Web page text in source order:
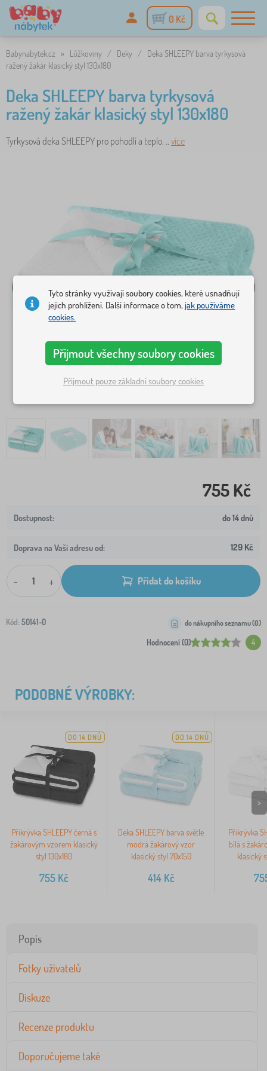
0 Kč
Babynabytek.cz » Lůžkoviny / Deky /
Deka SHLEEPY barva tyrkysová
ražený žakár klasický styl 130x180
Deka SHLEEPY barva tyrkysová
ražený žakár klasický styl 130x180
Tyrkysová deka SHLEEPY pro pohodlí a teplo. .. více
755 Kč
do 14 dnů
Doprava na Vaši adresu od: 129 Kč
- + Přidat do košíku
Kód: 50141-0
Hodnocení (0) 4
do nákupního seznamu (0)
PODOBNÉ VÝROBKY:
DO 14 DNŮ
Přikrývka SHLEEPY černá s
žakárovým vzorem klasický
styl 130x180
755Kč
DO 14 DNŮ
Deka SHLEEPY barva světle
modrá žakárový vzor
klasický styl 70x150
414Kč
Přikrývka
bílá s
klasický
>
Popis
Fotky uživatelů
Diskuze
Recenze produktu
Doporučujeme také
Tyto stránky využívají soubory cookies, které usnadňují
jejich prohlížení. Další informace o tom,jak používáme
cookies.
Přijmout všechny soubory cookies
Přijmout pouze základní soubory cookies